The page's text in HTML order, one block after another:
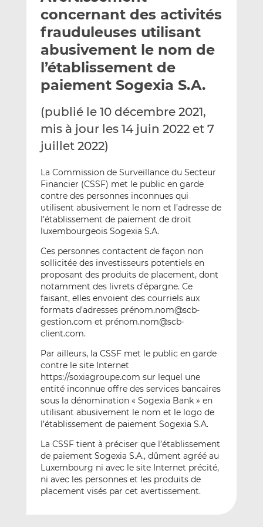
e
p
a
r
m
i
l
g
e
r
s
u
L
n
k
I
n
g
e
r
s
u
F
c
e
o
k
concernant des activités
frauduleuses utilisant
abusivement le nom de
l’établissement de
paiement Sogexia S.A.
(publié le 10 décembre 2021,
mis à jour les 14 juin 2022 et 7
juillet 2022)
La Commission de Surveillance du Secteur
Financier (CSSF) met le public en garde
contre des personnes inconnues qui
utilisent abusivement le nom et l’adresse de
l’établissement de paiement de droit
luxembourgeois Sogexia S.A.
Ces personnes contactent de façon non
sollicitée des investisseurs potentiels en
proposant des produits de placement, dont
notamment des livrets d’épargne. Ce
faisant, elles envoient des courriels aux
formats d’adresses prénom.nom@scb-
gestion.com et prénom.nom@scb-
client.com.
Par ailleurs, la CSSF met le public en garde
contre le site Internet
https://soxiagroupe.com sur lequel une
entité inconnue offre des services bancaires
sous la dénomination « Sogexia Bank » en
utilisant abusivement le nom et le logo de
l’établissement de paiement Sogexia S.A.
La CSSF tient à préciser que l’établissement
de paiement Sogexia S.A., dûment agréé au
Luxembourg ni avec le site Internet précité,
ni avec les personnes et les produits de
placement visés par cet avertissement.